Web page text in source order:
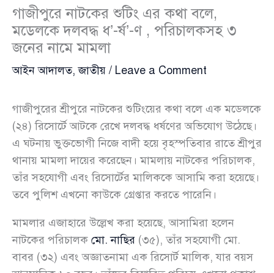
গাজীপুরে নাটকের শুটিং এর কথা বলে,
মডেলকে দলবদ্ধ ধ’-র্ষ’-ণ , পরিচালকসহ ৩
জনের নামে মামলা
আইন আদালত,জাতীয় / Leave a Comment
গাজীপুরের শ্রীপুরে নাটকের শুটিংয়ের কথা বলে এক মডেলকে
(২৪) রিসোর্টে আটকে রেখে দলবদ্ধ ধর্ষণের অভিযোগ উঠেছে।
এ ঘটনায় ভুক্তভোগী নিজে বাদী হয়ে বৃহস্পতিবার রাতে শ্রীপুর
থানায় মামলা দায়ের করেছেন। মামলায় নাটকের পরিচালক,
তাঁর সহযোগী এবং রিসোর্টের মালিককে আসামি করা হয়েছে।
তবে পুলিশ এখনো কাউকে গ্রেপ্তার করতে পারেনি।
মামলার এজাহারে উল্লেখ করা হয়েছে, আসামিরা হলেন
নাটকের পরিচালক মো. নাছির (৩৫), তাঁর সহযোগী মো.
বাবর (৩২) এবং অজ্ঞাতনামা এক রিসোর্ট মালিক, যার বয়স